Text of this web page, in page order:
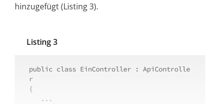
hinzugefügt (Listing 3).
Listing 3
public class EinController : ApiControlle
r
{
   ...